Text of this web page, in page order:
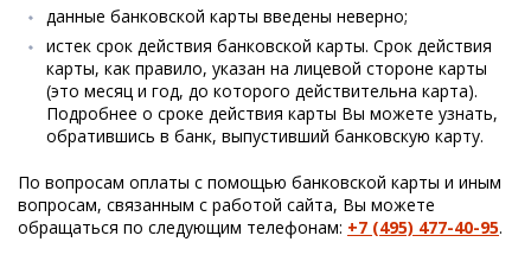
данные банковской карты введены неверно;
истек срок действия банковской карты. Срок действия
карты, как правило, указан на лицевой стороне карты
(это месяц и год, до которого действительна карта).
Подробнее о сроке действия карты Вы можете узнать,
обратившись в банк, выпустивший банковскую карту.
По вопросам оплаты с помощью банковской карты и иным
вопросам, связанным с работой сайта, Вы можете
обращаться по следующим телефонам: +7 (495) 477-40-95.